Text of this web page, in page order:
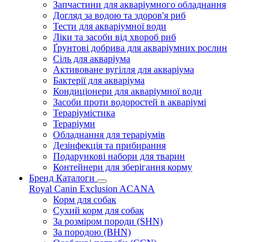
Запчастини для акваріумного обладнання
Догляд за водою та здоров'я риб
Тести для акваріумної води
Ліки та засоби від хвороб риб
Ґрунтові добрива для акваріумних рослин
Сіль для акваріума
Активоване вугілля для акваріума
Бактерії для акваріума
Кондиціонери для акваріумної води
Засоби проти водоростей в акваріумі
Тераріумістика
Тераріуми
Обладнання для тераріумів
Дезінфекція та прибирання
Подарункові набори для тварин
Контейнери для зберігання корму
Бренд Каталоги
Royal Canin Exclusion ACANA
Корм для собак
Сухий корм для собак
За розміром породи (SHN)
За породою (BHN)